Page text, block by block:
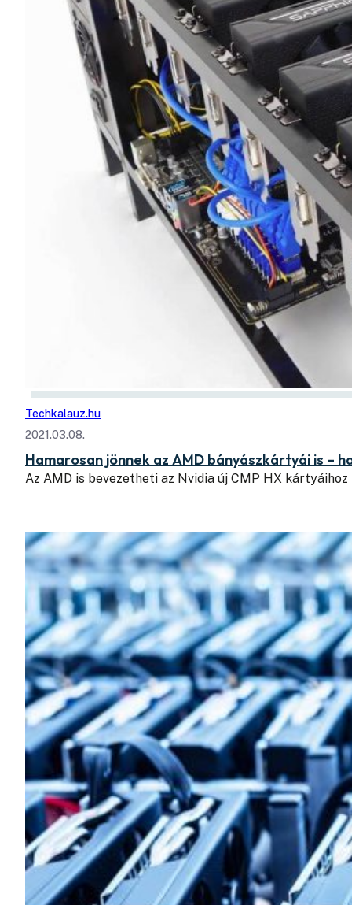
Techkalauz.hu
2021.03.08.
Hamarosan jönnek az AMD bányászkártyái is –
Az AMD is bevezetheti az Nvidia új CMP HX kártyáihoz